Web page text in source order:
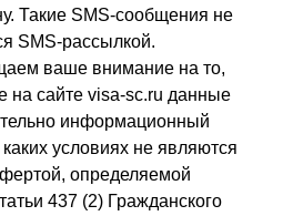
Такие SMS-сообщения не
SMS-рассылкой.
ваше внимание на то,
на сайте visa-sc.ru данные
информационный
условиях не являются
определяемой
437 (2) Гражданского